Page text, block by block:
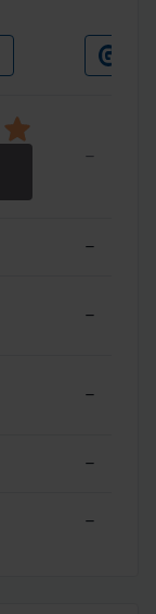
–
–
–
–
–
–